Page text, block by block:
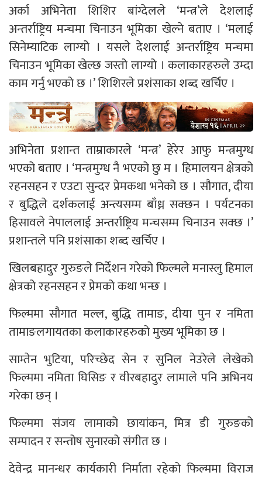
अर्का अभिनेता शिशिर बांग्देलले ‘मन्त्र’ले देशलाई
अन्तर्राष्ट्रिय मन्चमा चिनाउन भूमिका खेल्ने बताए । ‘मलाई
सिनेम्याटिक लाग्यो । यसले देशलाई अन्तर्राष्ट्रिय मन्चमा
चिनाउन भूमिका खेल्छ जस्तो लाग्यो । कलाकारहरुले उम्दा
काम गर्नु भएको छ ।’ शिशिरले प्रशंसाका शब्द खर्चिए ।
अभिनेता प्रशान्त ताम्राकारले ‘मन्त्र’ हेरेर आफु मन्त्रमुग्ध
भएको बताए । ‘मन्त्रमुग्ध नै भएको छु म । हिमालयन क्षेत्रको
रहनसहन र एउटा सुन्दर प्रेमकथा भनेको छ । सौगात, दीया
र बुद्धिले दर्शकलाई अन्त्यसम्म बाँध्न सक्छन । पर्यटनका
हिसावले नेपाललाई अन्तर्राष्ट्रिय मन्चसम्म चिनाउन सक्छ ।’
प्रशान्तले पनि प्रशंसाका शब्द खर्चिए ।
खिलबहादुर गुरुङले निर्देशन गरेको फिल्मले मनास्लु हिमाल
क्षेत्रको रहनसहन र प्रेमको कथा भन्छ ।
फिल्ममा सौगात मल्ल, बुद्धि तामाङ, दीया पुन र नमिता
तामाङलगायतका कलाकारहरुको मुख्य भूमिका छ ।
साम्तेन भुटिया, परिच्छेद सेन र सुनिल नेउरेले लेखेको
फिल्ममा नमिता घिसिङ र वीरबहादुर लामाले पनि अभिनय
गरेका छन् ।
फिल्ममा संजय लामाको छायांकन, मित्र डी गुरुङको
सम्पादन र सन्तोष सुनारको संगीत छ ।
देवेन्द्र मानन्धर कार्यकारी निर्माता रहेको फिल्ममा विराज